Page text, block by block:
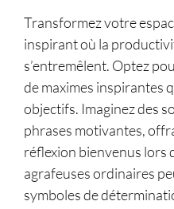
Transformez votre
inspirant où la
s’entremêlent. Optez
de maximes inspirantes
objectifs. Imaginez des
phrases motivantes,
réflexion bienvenus lors
agrafeuses ordinaires
symboles de